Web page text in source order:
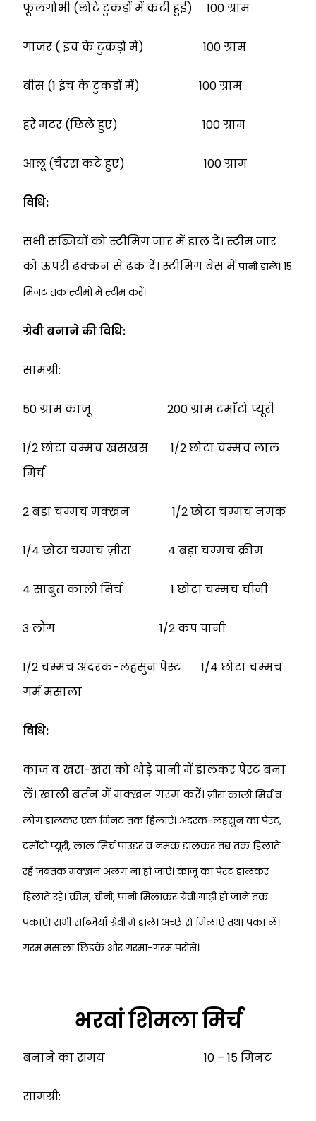
फूलगोभी (छोटे टुकड़ों में कटी हुई) 100 ग्राम
गाजर ( इंच के टुकड़ों में) 100 ग्राम
बींस (1 इंच के टुकड़ों में) 100 ग्राम
हरे मटर (छिले हुए) 100 ग्राम
आलू (चैरस कटे हुए) 100 ग्राम
विधि:
सभी सब्जियों को स्टीमिंग जार में डाल दें। स्टीम जार
को ऊपरी ढक्कन से ढक दें। स्टीमिंग बेस मेंपानी डालें। 15
मिनट तक स्टीमो में स्टीम करें।
ग्रेवी बनाने की विधि:
सामग्री:
50 ग्राम काजू 200 ग्राम टमाॅटो प्यूरी
1/2 छोटा चम्मच खसखस 1/2 छोटा चम्मच लाल
मिर्च
2 बड़ा चम्मच मक्खन 1/2 छोटा चम्मच नमक
1/4 छोटा चम्मच ज़ीरा 4 बड़ा चम्मच क्रीम
4 साबुत काली मिर्च 1 छोटा चम्मच चीनी
3 लौंग 1/2 कप पानी
1/2 चम्मच अदरक-लहसुन पेस्ट 1/4 छोटा चम्मच
गर्म मसाला
विधि:
काज व खस-खस को थोड़े पानी में डालकर पेस्ट बना
लें। खाली बर्तन में मक्खन गरम करें।ज़ीरा काली मिर्च व
लौंग डालकर एक मिनट तक हिलाऐं। अदरक-लहसुन का पेस्ट,
टमाॅटो प्यूरी,लाल मिर्च पाउडर व नमक डालकर तब तक हिलाते
रहें जबतक मक्खन अलग ना हो जाऐ। काजू कापेस्ट डालकर
हिलाते रहें। क्रीम, चीनी, पानी मिलाकर ग्रेवी गाढ़ी हो जाने तक
पकाऐं। सभीसब्जियाँ ग्रेवी में डालें। अच्छे से मिलाऐं तथा पका लें।
गरम मसाला छिड़कें और गरमा-गरमपरोसें।
भरवां शिमला मिर्च
बनाने का समय 10 – 15 मिनट
सामग्री: